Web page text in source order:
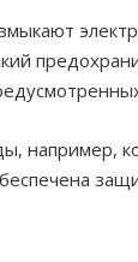
например,